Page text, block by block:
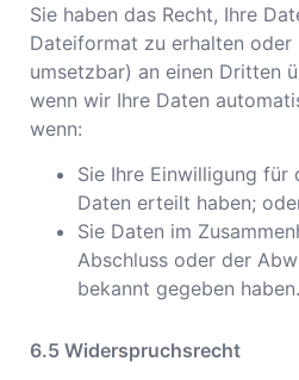
Sie haben das Recht, Ihre
Dateiformat zu erhalten oder
umsetzbar) an einen Dritten
wenn wir Ihre Daten
wenn:
Sie Ihre Einwilligung für
Daten erteilt haben;
Sie Daten im
Abschluss oder der
bekannt gegeben haben.
Widerspruchsrecht